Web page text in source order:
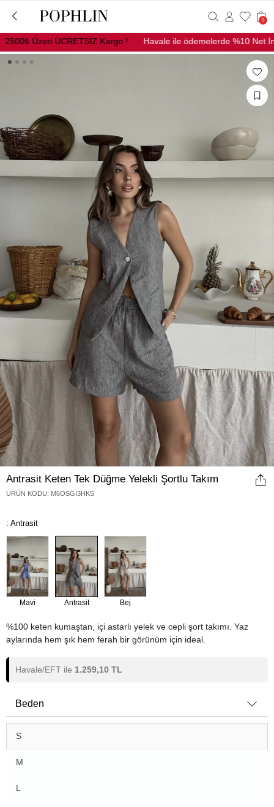
Üzeri ÜCRETSİZ Kargo ! Havale ile ödemelerde %10 Net
0
Antrasit Keten Tek Düğme Yelekli Şortlu Takım
ÜRÜN KODU: M6OSGI3HKS
: Antrasit
Mavi Antrasit Bej
%100 keten kumaştan, içi astarlı yelek ve cepli şort takımı. Yaz
aylarında hem şık hem ferah bir görünüm için ideal.
Havale/EFT ile 1.259,10 TL
Beden
S
M
L